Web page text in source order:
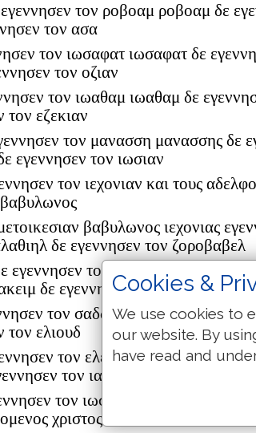
τον ροβοαμ ροβοαμ δε
τον ασα
τον ιωσαφατ ιωσαφατ δε
τον οζιαν
τον ιωαθαμ ιωαθαμ δε
τον εζεκιαν
τον μανασση μανασσης δε
εγεννησεν τον ιωσιαν
τον ιεχονιαν και τους
βαβυλωνος
βαβυλωνος ιεχονιας
δε εγεννησεν τον ζοροβαβελ
εγεννησεν τον αβιουδ αβιουδ δε
δε εγεννησεν τον αζωρ
τον σαδωκ σαδωκ δε
τον ελιουδ
τον ελεαζαρ ελεαζαρ δε
τον ιακωβ
τον ιωσηφ τον ανδρα μαριας
χριστος
Cookies &
We use cookies to
our website. By
have read and